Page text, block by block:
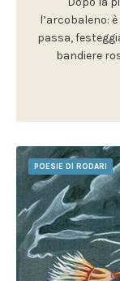
l’arcobaleno:
passa,
bandiere
POESIE DI RODARI